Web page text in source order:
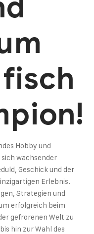
Hobby und
wachsender
Geschick und der
Erlebnis.
Strategien und
erfolgreich beim
gefrorenen Welt zu
hin zur Wahl des